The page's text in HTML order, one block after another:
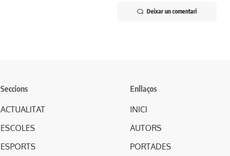
Deixar un comentari
Seccions
ACTUALITAT
ESCOLES
ESPORTS
Enllaços
INICI
AUTORS
PORTADES